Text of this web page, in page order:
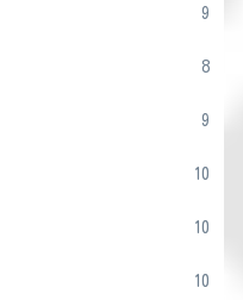
9
8
9
10
10
10